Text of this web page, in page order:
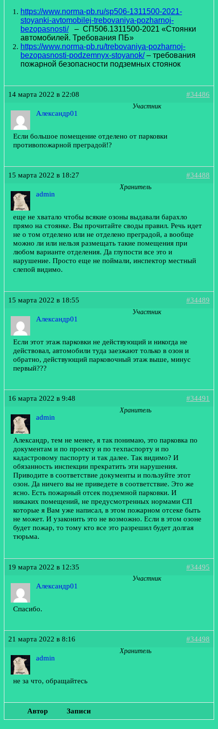
https://www.norma-pb.ru/sp506-1311500-2021-
stoyanki-avtomobilej-trebovaniya-pozharnoj-
bezopasnosti/– СП506.1311500-2021 «Стоянки
автомобилей. Требования ПБ»
https://www.norma-pb.ru/trebovaniya-pozharnoj-
bezopasnosti-podzemnyx-stoyanok/– требования
пожарной безопасности подземных стоянок
14 марта 2022 в 22:08 #34486
Александр01
Участник
Если большое помещение отделено от парковки
противопожарной преградой!?
15 марта 2022 в 18:27 #34488
admin
Хранитель
еще не хватало чтобы всякие озоны выдавали барахло
прямо на стоянке. Вы прочитайте своды правил. Речь идет
не о том отделено или не отделено преградой, а вообще
можно ли или нельзя размещать такие помещения при
любом варианте отделения. Да глупости все это и
нарушение. Просто еще не поймали, инспектор местный
слепой видимо.
15 марта 2022 в 18:55 #34489
Александр01
Участник
Если этот этаж парковки не действующий и никогда не
действовал, автомобили туда заезжают только в озон и
обратно, действующий парковочный этаж выше, минус
первый???
16 марта 2022 в 9:48 #34491
admin
Хранитель
Александр, тем не менее, я так понимаю, это парковка по
документам и по проекту и по техпаспорту и по
кадастровому паспорту и так далее. Так видимо? И
обязанность инспекции прекратить эти нарушения.
Приводите в соответствие документы и пользуйте этот
озон. Да ничего вы не приведете в соответствие. Это же
ясно. Есть пожарный отсек подземной парковки. И
никаких помещений, не предусмотренных нормами СП
которые я Вам уже написал, в этом пожарном отсеке быть
не может. И узаконить это не возможно. Если в этом озоне
будет пожар, то тому кто все это разрешил будет долгая
тюрьма.
19 марта 2022 в 12:35 #34495
Александр01
Участник
Спасибо.
21 марта 2022 в 8:16 #34498
admin
Хранитель
не за что, обращайтесь
Автор Записи